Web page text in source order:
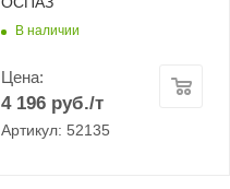
В наличии
Цена:
4 196руб./т
Артикул: 52135